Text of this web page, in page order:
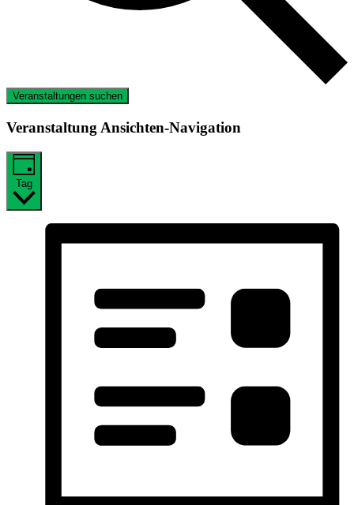
Veranstaltungen suchen
Veranstaltung Ansichten-Navigation
Tag